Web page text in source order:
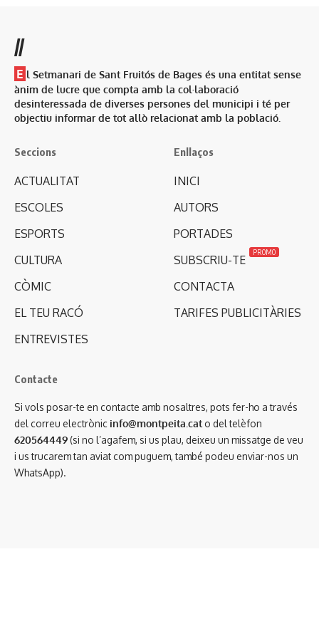
//
E l Setmanari de Sant Fruitós de Bages és una entitat sense
ànim de lucre que compta amb la col·laboració
desinteressada de diverses persones del municipi i té per
objectiu informar de tot allò relacionat amb la població.
Seccions
ACTUALITAT
ESCOLES
ESPORTS
CULTURA
CÒMIC
EL TEU RACÓ
ENTREVISTES
Enllaços
INICI
AUTORS
PORTADES
SUBSCRIU-TE
PROMO
CONTACTA
TARIFES PUBLICITÀRIES
Contacte
Si vols posar-te en contacte amb nosaltres, pots fer-ho a través
del correu electrònic info@montpeita.cat o del telèfon
620564449(si no l’agafem, si us plau, deixeu un missatge de veu
i us trucarem tan aviat com puguem, també podeu enviar-nos un
WhatsApp).